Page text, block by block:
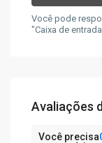
Você pode
"Caixa de
Avaliações
Você precisa